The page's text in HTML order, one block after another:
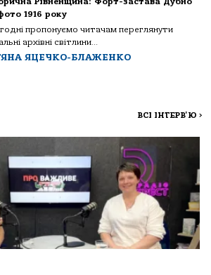
1916 року
пропонуємо читачам переглянути
архівні світлини...
ЯЦЕЧКО-БЛАЖЕНКО
ВСІ ІНТЕРВ'Ю >